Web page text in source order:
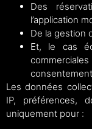
Des
l’application
De la gestion
Et, le cas
Les données
IP, préférences,
uniquement pour :